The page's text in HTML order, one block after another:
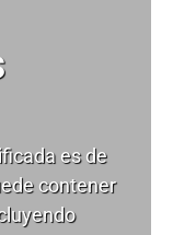
es de
contener